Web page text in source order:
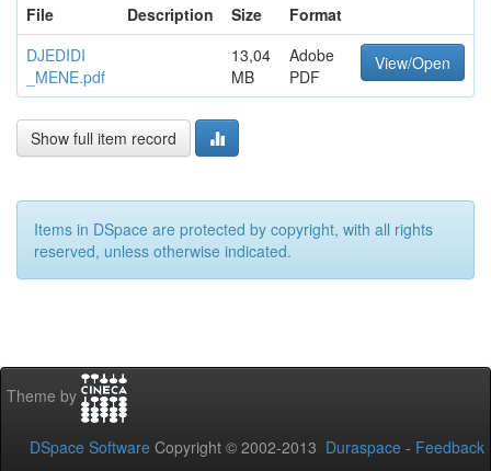
File
Description Size
Format
DJEDIDI
_MENE.pdf
13,04
MB
Adobe
PDF
View/Open
Show full item record
Items in DSpace are protected by copyright, with all rights
reserved, unless otherwise indicated.
Theme by
DSpace Software Copyright © 2002-2013 Duraspace - Feedback